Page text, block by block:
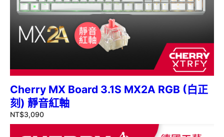
Cherry MX Board 3.1S MX2A RGB (白正
刻) 靜音紅軸
NT$3,090